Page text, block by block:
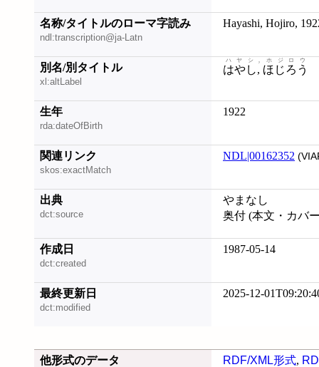
名称/タイトルのローマ字読み
ndl:transcription@ja-Latn
Hayashi, Hojiro,
別名/別タイトル
xl:altLabel
はやし, ほじろう
ハヤシ, ホジロウ
生年
rda:dateOfBirth
1922
関連リンク
skos:exactMatch
NDL|00162352
出典
dct:source
やまなし
奥付 (本文・カバ
作成日
dct:created
1987-05-14
最終更新日
dct:modified
2025-12-
他形式のデータ RDF/XML形式,